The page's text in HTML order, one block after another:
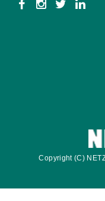
Copyright (C)